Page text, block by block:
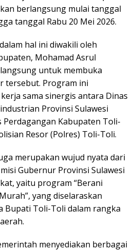
berlangsung mulai tanggal
tanggal Rabu 20 Mei 2026.
hal ini diwakili oleh
Mohamad Asrul
untuk membuka
tersebut. Program ini
sama sinergis antara Dinas
Provinsi Sulawesi
Perdagangan Kabupaten Toli-
Resor (Polres) Toli-Toli.
merupakan wujud nyata dari
Gubernur Provinsi Sulawesi
yaitu program “Berani
yang diselaraskan
Bupati Toli-Toli dalam rangka
menyediakan berbagai